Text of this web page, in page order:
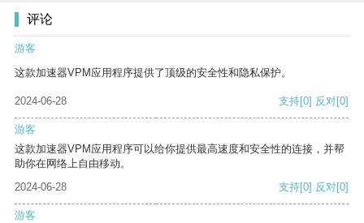
评论
游客
这款加速器VPM应用程序提供了顶级的安全性和隐私保护。
2024-06-28 支持[0] 反对[0]
游客
这款加速器VPM应用程序可以给你提供最高速度和安全性的连接，并帮
助你在网络上自由移动。
2024-06-28
支持[0] 反对[0]
游客